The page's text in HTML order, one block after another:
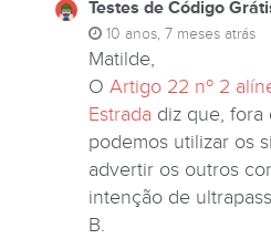
Testes de Código
10 anos, 7 meses atrás
Matilde,
O Artigo 22 nº 2
Estrada diz que, fora
podemos utilizar os
advertir os outros
intenção de
B.